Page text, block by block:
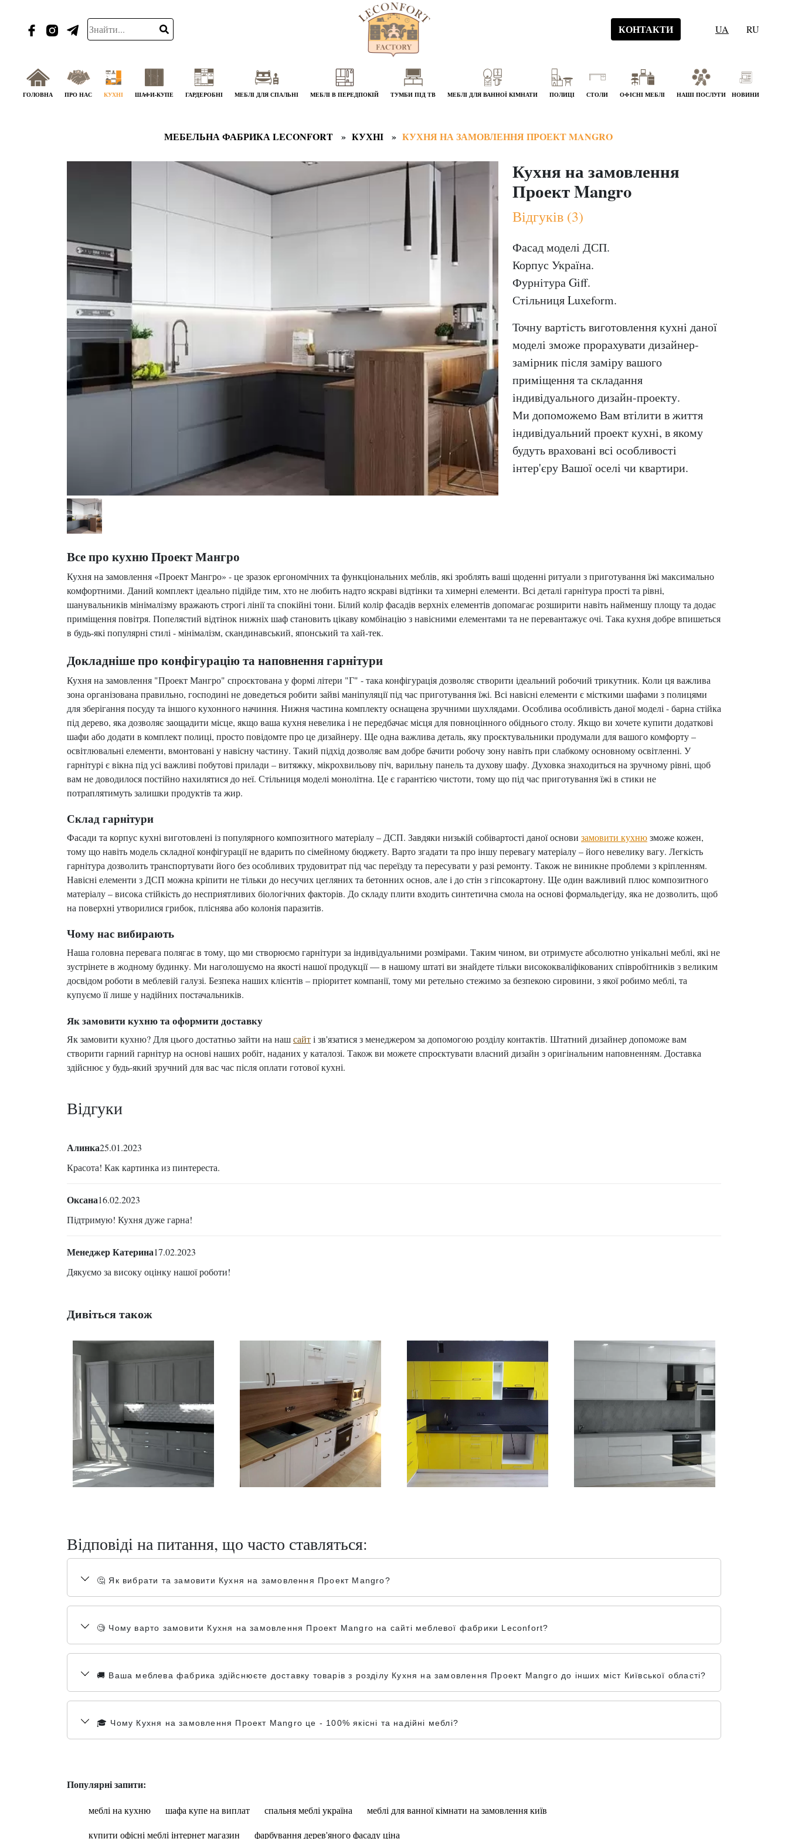
КОНТАКТИ UA RU
ГОЛОВНА ПРО НАС КУХНІ ШАФИ-КУПЕ ГАРДЕРОБНІ МЕБЛІ ДЛЯ СПАЛЬНІ МЕБЛІ В ПЕРЕДПОКІЙ ТУМБИ ПІД ТВ МЕБЛІ ДЛЯ ВАННОЇ КІМНАТИ ПОЛИЦІ СТОЛИ ОФІСНІ МЕБЛІ НАШІ ПОСЛУГИ НОВИНИ
МЕБЕЛЬНА ФАБРИКА LECONFORT КУХНІ КУХНЯ НА ЗАМОВЛЕННЯ ПРОЕКТ MANGRO
Кухня на замовлення
Проект Mangro
Відгуків (3)
Фасад моделі ДСП.
Корпус Україна.
Фурнітура Giff.
Стільниця Luxeform.
Точну вартість виготовлення кухні даної
моделі зможе прорахувати дизайнер-
замірник після заміру вашого
приміщення та складання
індивідуального дизайн-проекту.
Ми допоможемо Вам втілити в життя
індивідуальний проект кухні, в якому
будуть враховані всі особливості
інтер'єру Вашої оселі чи квартири.
Все про кухню Проект Мангро
Кухня на замовлення «Проект Мангро» - це зразок ергономічних та функціональних меблів, які зроблять ваші щоденні ритуали з приготування їжі максимально
комфортними. Даний комплект ідеально підійде тим, хто не любить надто яскраві відтінки та химерні елементи. Всі деталі гарнітура прості та рівні,
шанувальників мінімалізму вражають строгі лінії та спокійні тони. Білий колір фасадів верхніх елементів допомагає розширити навіть найменшу площу та додає
приміщення повітря. Попелястий відтінок нижніх шаф становить цікаву комбінацію з навісними елементами та не перевантажує очі. Така кухня добре впишеться
в будь-які популярні стилі - мінімалізм, скандинавський, японський та хай-тек.
Докладніше про конфігурацію та наповнення гарнітури
Кухня на замовлення "Проект Мангро" спроєктована у формі літери "Г" - така конфігурація дозволяє створити ідеальний робочий трикутник. Коли ця важлива
зона організована правильно, господині не доведеться робити зайві маніпуляції під час приготування їжі. Всі навісні елементи є місткими шафами з полицями
для зберігання посуду та іншого кухонного начиння. Нижня частина комплекту оснащена зручними шухлядами. Особлива особливість даної моделі - барна стійка
під дерево, яка дозволяє заощадити місце, якщо ваша кухня невелика і не передбачає місця для повноцінного обіднього столу. Якщо ви хочете купити додаткові
шафи або додати в комплект полиці, просто повідомте про це дизайнеру. Ще одна важлива деталь, яку проєктувальники продумали для вашого комфорту –
освітлювальні елементи, вмонтовані у навісну частину. Такий підхід дозволяє вам добре бачити робочу зону навіть при слабкому основному освітленні. У
гарнітурі є вікна під усі важливі побутові прилади – витяжку, мікрохвильову піч, варильну панель та духову шафу. Духовка знаходиться на зручному рівні, щоб
вам не доводилося постійно нахилятися до неї. Стільниця моделі монолітна. Це є гарантією чистоти, тому що під час приготування їжі в стики не
потраплятимуть залишки продуктів та жир.
Склад гарнітури
Фасади та корпус кухні виготовлені із популярного композитного матеріалу – ДСП. Завдяки низькій собівартості даної основи замовити кухнюзможе кожен,
тому що навіть модель складної конфігурації не вдарить по сімейному бюджету. Варто згадати та про іншу перевагу матеріалу – його невелику вагу. Легкість
гарнітура дозволить транспортувати його без особливих трудовитрат під час переїзду та пересувати у разі ремонту. Також не виникне проблеми з кріпленням.
Навісні елементи з ДСП можна кріпити не тільки до несучих цегляних та бетонних основ, але і до стін з гіпсокартону. Ще один важливий плюс композитного
матеріалу – висока стійкість до несприятливих біологічних факторів. До складу плити входить синтетична смола на основі формальдегіду, яка не дозволить, щоб
на поверхні утворилися грибок, пліснява або колонія паразитів.
Чому нас вибирають
Наша головна перевага полягає в тому, що ми створюємо гарнітури за індивідуальними розмірами. Таким чином, ви отримуєте абсолютно унікальні меблі, які не
зустрінете в жодному будинку. Ми наголошуємо на якості нашої продукції — в нашому штаті ви знайдете тільки висококваліфікованих співробітників з великим
досвідом роботи в меблевій галузі. Безпека наших клієнтів – пріоритет компанії, тому ми ретельно стежимо за безпекою сировини, з якої робимо меблі, та
купуємо її лише у надійних постачальників.
Як замовити кухню та оформити доставку
Як замовити кухню? Для цього достатньо зайти на нашсайті зв'язатися з менеджером за допомогою розділу контактів. Штатний дизайнер допоможе вам
створити гарний гарнітур на основі наших робіт, наданих у каталозі. Також ви можете спроєктувати власний дизайн з оригінальним наповненням. Доставка
здійснює у будь-який зручний для вас час після оплати готової кухні.
Відгуки
Алинка25.01.2023
Красота! Как картинка из пинтереста.
Оксана16.02.2023
Підтримую! Кухня дуже гарна!
Менеджер Катерина17.02.2023
Дякуємо за високу оцінку нашої роботи!
Дивіться також
Відповіді на питання, що часто ставляться:
🤔 Як вибрати та замовити Кухня на замовлення Проект Mangro?
🧐 Чому варто замовити Кухня на замовлення Проект Mangro на сайті меблевої фабрики Leconfort?
🚚 Ваша меблева фабрика здійснюєте доставку товарів з розділу Кухня на замовлення Проект Mangro до інших міст Київської області?
🎓 Чому Кухня на замовлення Проект Mangro це - 100% якісні та надійні меблі?
Популярні запити:
меблі на кухню шафа купе на виплат спальня меблі україна
меблі для ванної кімнати на замовлення київ
купити офісні меблі інтернет магазин
фарбування дерев'яного фасаду ціна